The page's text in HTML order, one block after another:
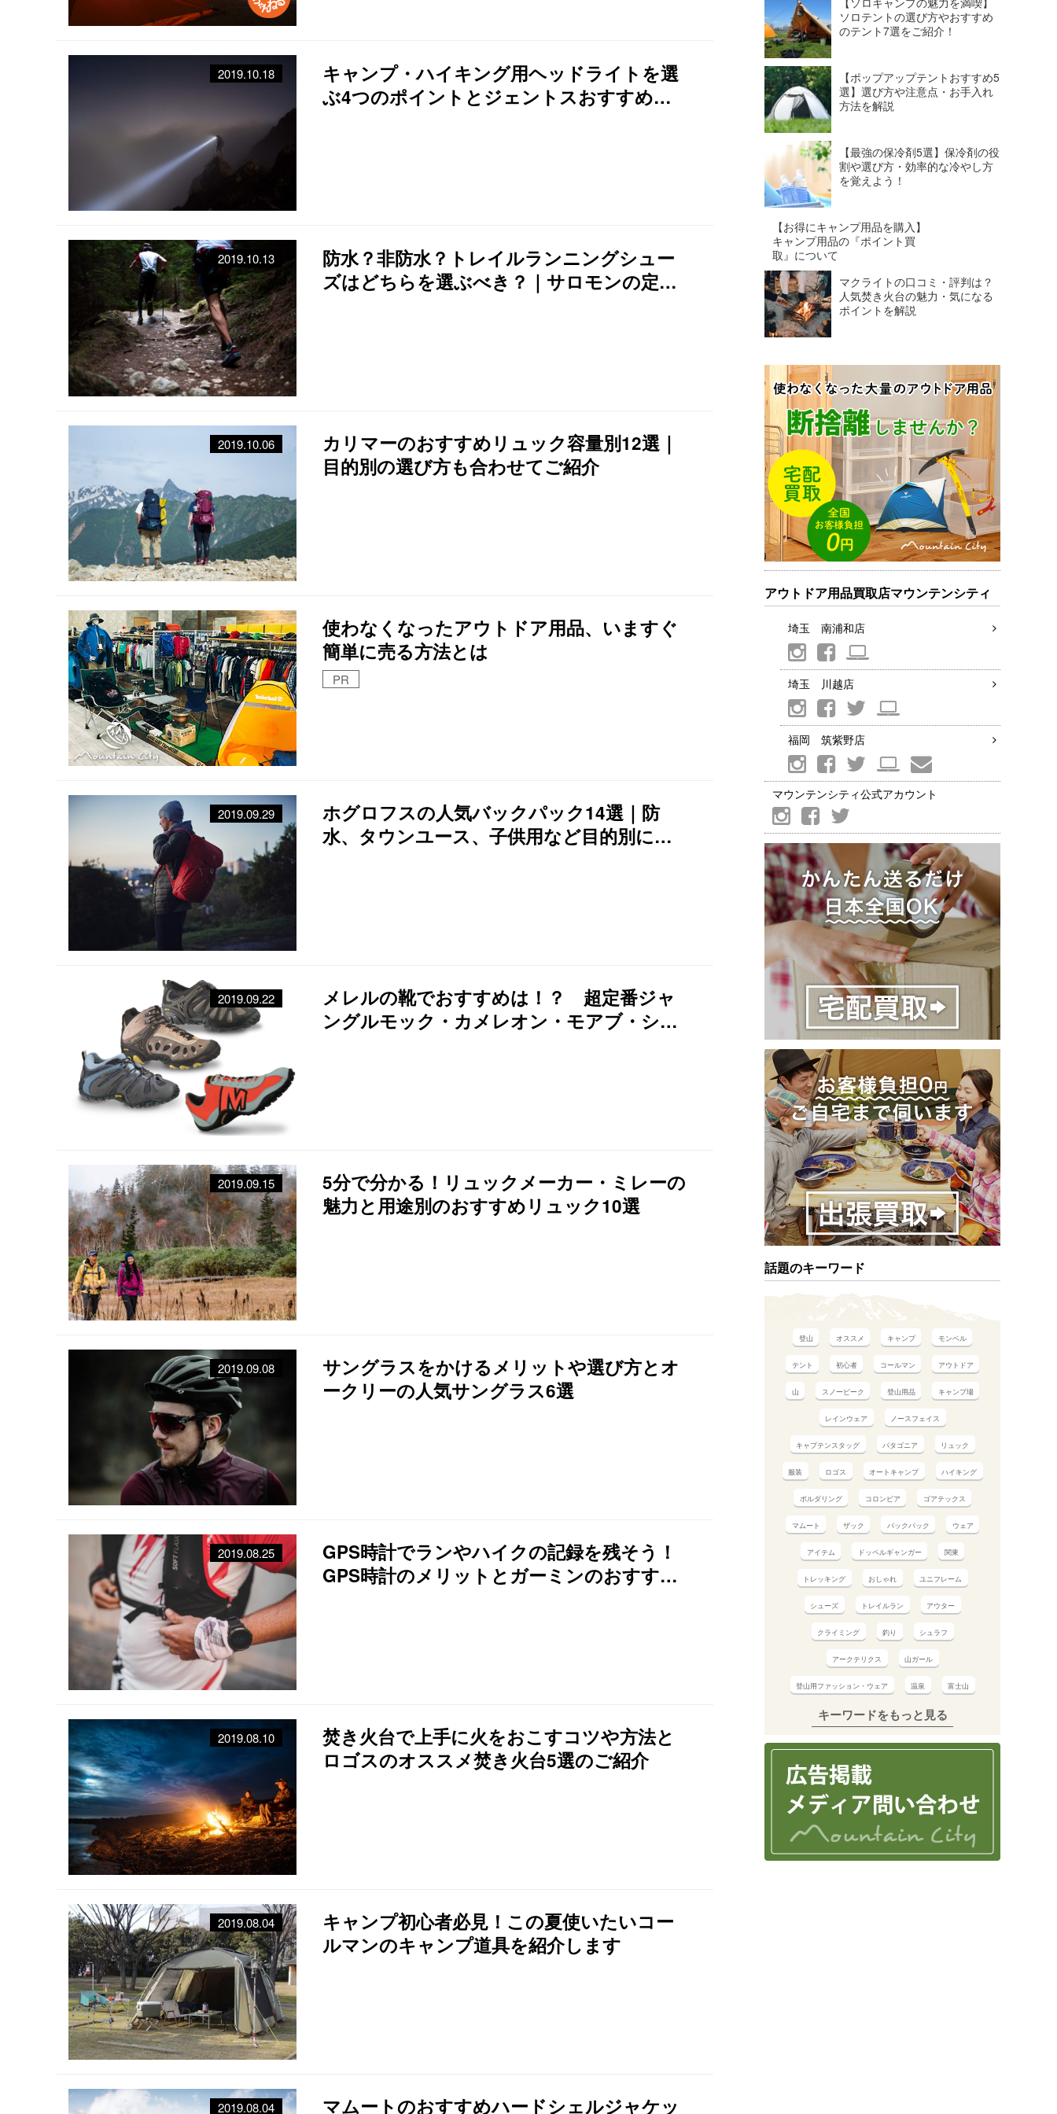
キャンプ・ハイキング用ヘッドライトを選
ぶ4つのポイントとジェントスおすすめヘ
2019.10.18
防水？非防水？トレイルランニングシュー
ズはどちらを選ぶべき？｜サロモンの定番
2019.10.13
カリマーのおすすめリュック容量別12選｜
目的別の選び方も合わせてご紹介
2019.10.06
使わなくなったアウトドア用品、いますぐ
簡単に売る方法とは
PR
ホグロフスの人気バックパック14選｜防
水、タウンユース、子供用など目的別にご
2019.09.29
メレルの靴でおすすめは！？ 超定番ジャ
ングルモック・カメレオン・モアブ・シリ
2019.09.22
5分で分かる！リュックメーカー・ミレーの
魅力と用途別のおすすめリュック10選
2019.09.15
サングラスをかけるメリットや選び方とオ
ークリーの人気サングラス6選
2019.09.08
GPS時計でランやハイクの記録を残そう！
GPS時計のメリットとガーミンのおすすめ
2019.08.25
焚き火台で上手に火をおこすコツや方法と
ロゴスのオススメ焚き火台5選のご紹介
2019.08.10
キャンプ初心者必見！この夏使いたいコー
ルマンのキャンプ道具を紹介します
2019.08.04
マムートのおすすめハードシェルジャケッ
2019.08.04
ソロテントの選び方やおすすめ
のテント7選をご紹介！
【ポップアップテントおすすめ5
選】選び方や注意点・お手入れ
方法を解説
【最強の保冷剤5選】保冷剤の役
割や選び方・効率的な冷やし方
を覚えよう！
【お得にキャンプ用品を購入】
キャンプ用品の『ポイント買
取』について
マクライトの口コミ・評判は？
人気焚き火台の魅力・気になる
ポイントを解説
アウトドア用品買取店マウンテンシティ
埼玉 南浦和店
埼玉 川越店
福岡 筑紫野店
マウンテンシティ公式アカウント
話題のキーワード
登山 オススメ キャンプ モンベル
テント 初心者 コールマン アウトドア
山 スノーピーク 登山用品 キャンプ場
レインウェア ノースフェイス
キャプテンスタッグ パタゴニア リュック
服装 ロゴス オートキャンプ ハイキング
ボルダリング コロンビア ゴアテックス
マムート ザック バックパック ウェア
アイテム ドッペルギャンガー 関東
トレッキング おしゃれ ユニフレーム
シューズ トレイルラン アウター
クライミング 釣り シュラフ
アークテリクス 山ガール
登山用ファッション・ウェア 温泉 富士山
キーワードをもっと見る